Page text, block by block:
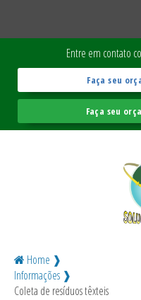
Entre em contato
Faça seu
Faça seu
Home ❱
Informações ❱
Coleta de resíduos têxteis